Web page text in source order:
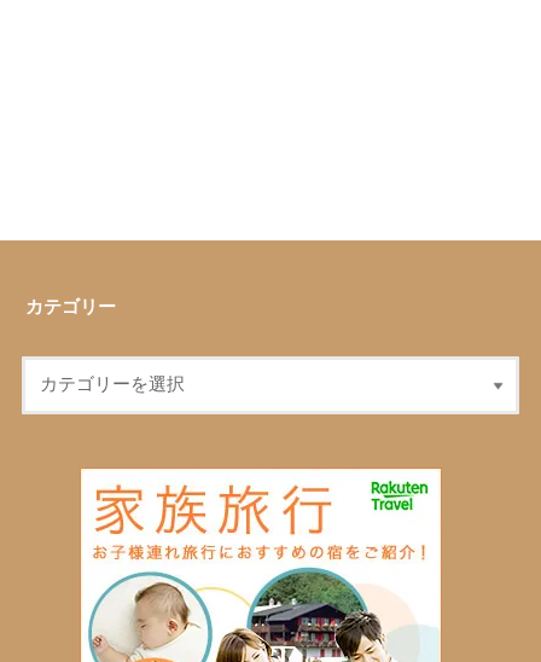
カテゴリー